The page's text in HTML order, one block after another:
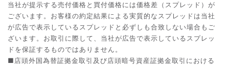
当社が提示する売付価格と買付価格には価格差（スプレッド）が
ございます。お客様の約定結果による実質的なスプレッドは当社
が広告で表示しているスプレッドと必ずしも合致しない場合もご
ざいます。お取引に際して、当社が広告で表示しているスプレッ
ドを保証するものではありません。
■店頭外国為替証拠金取引及び店頭暗号資産証拠金取引における